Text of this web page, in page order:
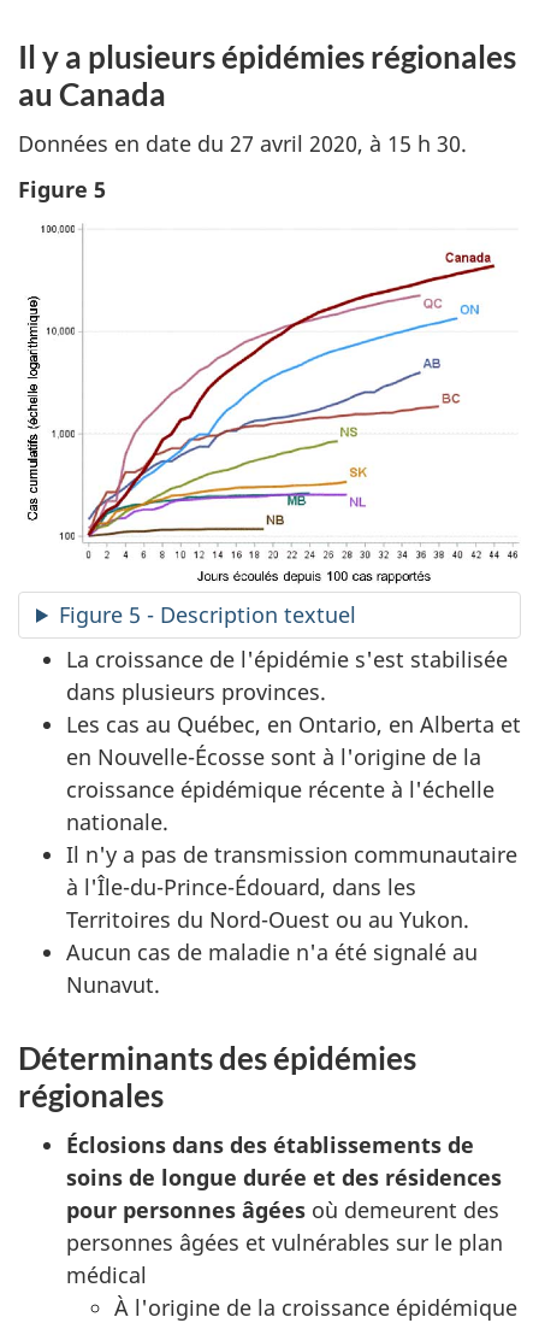
Il y a plusieurs épidémies régionales
au Canada
Données en date du 27 avril 2020, à 15 h 30.
Figure 5
Figure 5 - Description textuel
La croissance de l'épidémie s'est stabilisée
dans plusieurs provinces.
Les cas au Québec, en Ontario, en Alberta et
en Nouvelle-Écosse sont à l'origine de la
croissance épidémique récente à l'échelle
nationale.
Il n'y a pas de transmission communautaire
à l'Île-du-Prince-Édouard, dans les
Territoires du Nord-Ouest ou au Yukon.
Aucun cas de maladie n'a été signalé au
Nunavut.
Déterminants des épidémies
régionales
Éclosions dans des établissements de
soins de longue durée et des résidences
pour personnes âgées où demeurent des
personnes âgées et vulnérables sur le plan
médical
À l'origine de la croissance épidémique